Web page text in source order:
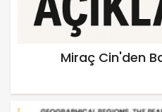
Miraç Cin'den